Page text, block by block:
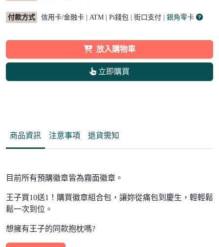
付款方式 信用卡/金融卡 | ATM | Pi錢包 | 街口支付 | 銀角零卡
放入購物車
立即購買
商品資訊 注意事項 退貨需知
目前所有預購徽章皆為霧面徽章。
王子買10送1！購買徽章組合包，讓妳從痛包到慶生，輕輕鬆
鬆一次到位。
想擁有王子的同款抱枕嗎?